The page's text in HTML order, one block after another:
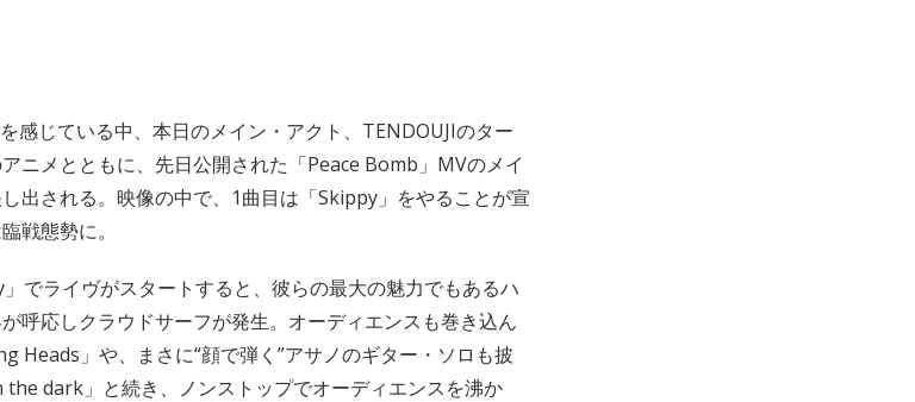
感じている中、本日のメイン・アクト、TENDOUJIのター
ニメとともに、先日公開された「Peace Bomb」MVのメイ
出される。映像の中で、1曲目は「Skippy」をやることが宣
戦態勢に。
でライヴがスタートすると、彼らの最大の魅力でもあるハ
呼応しクラウドサーフが発生。オーディエンスも巻き込ん
Heads」や、まさに“顔で弾く”アサノのギター・ソロも披
dark」と続き、ノンストップでオーディエンスを沸か